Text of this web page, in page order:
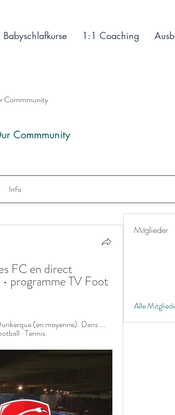
Commmunity
Commmunity
Info
FC en direct
programme TV Foot
(en moyenne). Dans ...
· Tennis.
Mitglieder
Alle
Babyschlafkurse 1:1 Coaching